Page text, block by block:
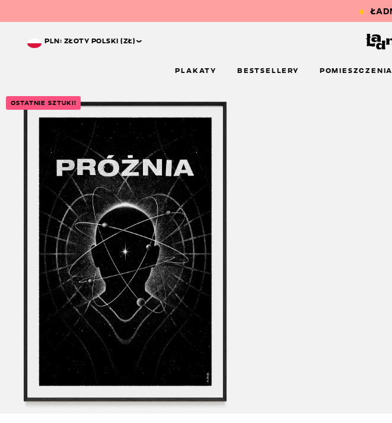
PLN: ZŁOTY POLSKI (ZŁ)^
PLAKATY BESTSELLERY POMIESZCZENIA
OSTATNIE SZTUKI!